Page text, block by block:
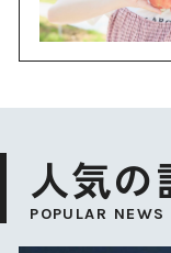
人気の
POPULAR NEWS